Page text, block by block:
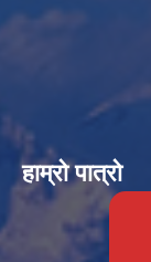
हाम्रो पात्रो